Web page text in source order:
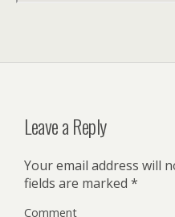
Leave a Reply
Your email address will
fields are marked *
Comment